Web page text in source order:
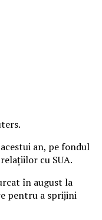
an, pe fondul
cu SUA.
în august la
pentru a sprijini